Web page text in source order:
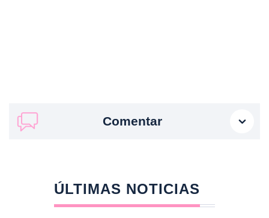
Comentar
ÚLTIMAS NOTICIAS